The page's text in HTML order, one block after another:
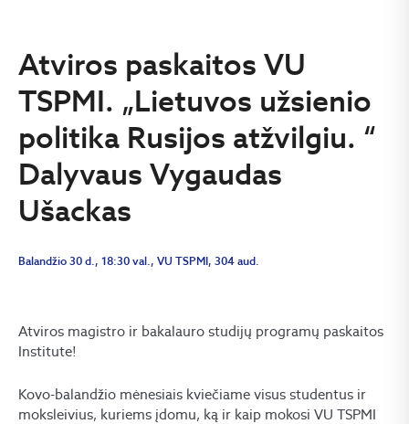
Atviros paskaitos VU
TSPMI. „Lietuvos užsienio
politika Rusijos atžvilgiu. “
Dalyvaus Vygaudas
Ušackas
Balandžio 30 d., 18:30 val., VU TSPMI, 304 aud.
Atviros magistro ir bakalauro studijų programų paskaitos
Institute!
Kovo-balandžio mėnesiais kviečiame visus studentus ir
moksleivius, kuriems įdomu, ką ir kaip mokosi VU TSPMI